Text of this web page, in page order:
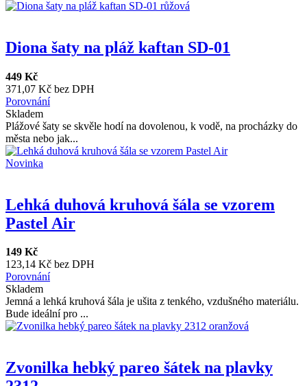
Diona šaty na pláž kaftan SD-01
449 Kč
371,07 Kč bez DPH
Porovnání
Skladem
Plážové šaty se skvěle hodí na dovolenou, k vodě, na procházky do
města nebo jak...
Novinka
Lehká duhová kruhová šála se vzorem
Pastel Air
149 Kč
123,14 Kč bez DPH
Porovnání
Skladem
Jemná a lehká kruhová šála je ušita z tenkého, vzdušného materiálu.
Bude ideální pro ...
Zvonilka hebký pareo šátek na plavky